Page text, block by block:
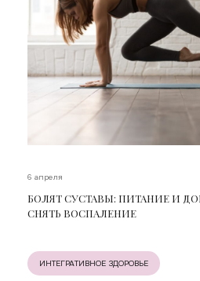
6 апреля
БОЛЯТ СУСТАВЫ: ПИТАНИЕ И
СНЯТЬ ВОСПАЛЕНИЕ
ИНТЕГРАТИВНОЕ ЗДОРОВЬЕ